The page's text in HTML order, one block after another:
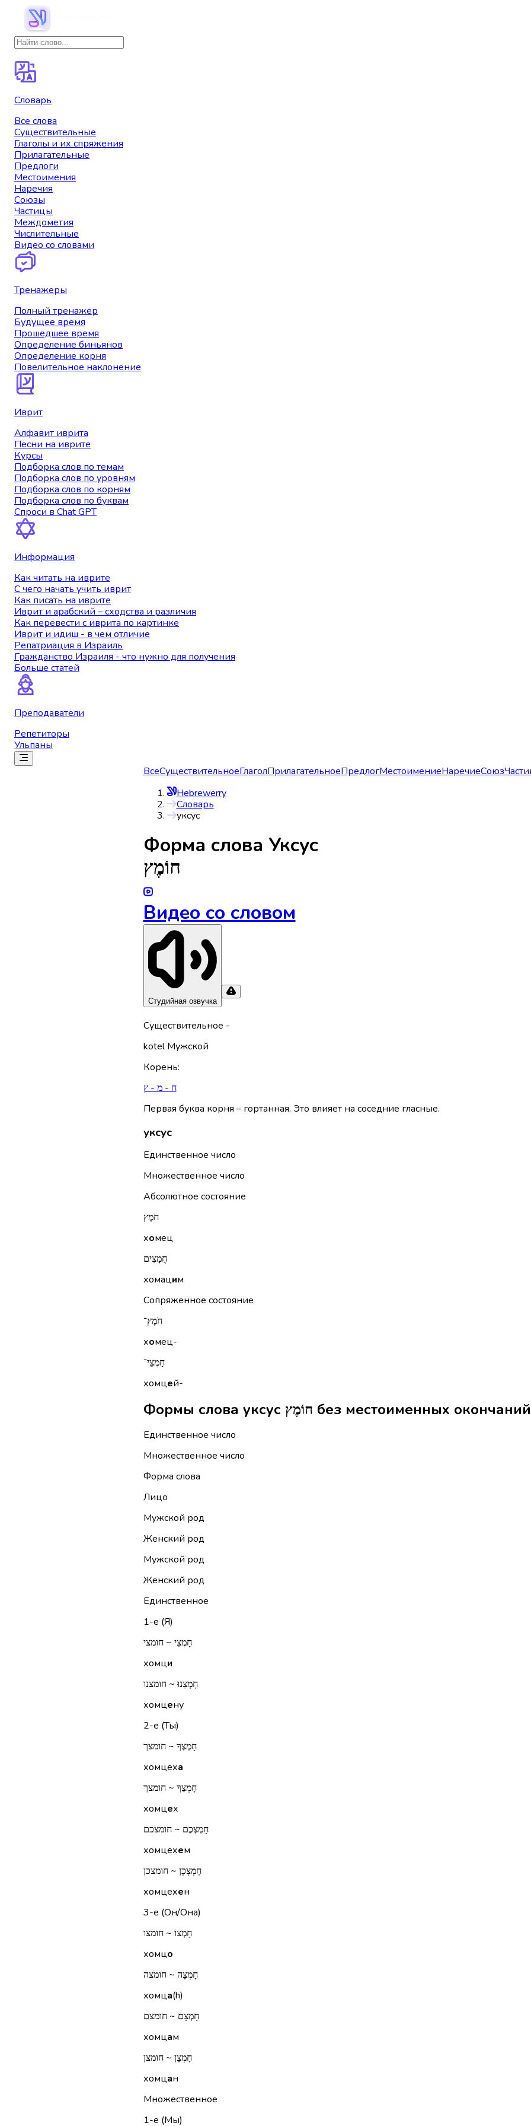
Словарь
Все слова
Существительные
Глаголы и их спряжения
Прилагательные
Предлоги
Местоимения
Наречия
Союзы
Частицы
Междометия
Числительные
Видео со словами
Тренажеры
Полный тренажер
Будущее время
Прошедшее время
Определение биньянов
Определение корня
Повелительное наклонение
Иврит
Алфавит иврита
Песни на иврите
Курсы
Подборка слов по темам
Подборка слов по уровням
Подборка слов по корням
Подборка слов по буквам
Спроси в Chat GPT
Информация
Как читать на иврите
С чего начать учить иврит
Как писать на иврите
Иврит и арабский – сходства и различия
Как перевести с иврита по картинке
Иврит и идиш - в чем отличие
Репатриация в Израиль
Гражданство Израиля - что нужно для получения
Больше статей
Преподаватели
Репетиторы
Ульпаны
ВсеСуществительноеГлаголПрилагательноеПредлогМестоимениеНаречиеСоюз
Hebrewerry
Словарь
уксус
Форма слова Уксус
חוֹמֶץ
Видео со словом
Студийная озвучка
Существительное -
kotel Мужской
Корень:
ח - מ - ץ
Первая буква корня – гортанная. Это влияет на соседние гласные.
уксус
Единственное число
Множественное число
Абсолютное состояние
חֹמֶץ
хомец
חֳמָצִים
хомацим
Сопряженное состояние
חֹמֶץ־
хомец-
חָמְצֵי־
хомцей-
Формы слова уксус חוֹמֶץ без местоименных окончаний
Единственное число
Множественное число
Форма слова
Лицо
Мужской род
Женский род
Мужской род
Женский род
Единственное
1-е (Я)
חָמְצִי ~ חומצי
хомци
חָמְצֵנוּ ~ חומצנו
хомцену
2-е (Ты)
חָמְצְךָ ~ חומצך
хомцеха
חָמְצֵךְ ~ חומצך
хомцех
חָמְצְכֶם ~ חומצכם
хомцехем
חָמְצְכֶן ~ חומצכן
хомцехен
3-е (Он/Она)
חָמְצוֹ ~ חומצו
хомцо
חָמְצָהּ ~ חומצה
хомца(h)
חָמְצָם ~ חומצם
хомцам
חָמְצָן ~ חומצן
хомцан
Множественное
1-е (Мы)